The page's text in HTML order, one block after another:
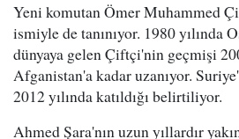
Yeni komutan Ömer Muhammed
ismiyle de tanınıyor. 1980 yılında
dünyaya gelen Çiftçi'nin geçmişi
Afganistan'a kadar uzanıyor.
2012 yılında katıldığı belirtiliyor.
Ahmed Şara'nın uzun yıllardır